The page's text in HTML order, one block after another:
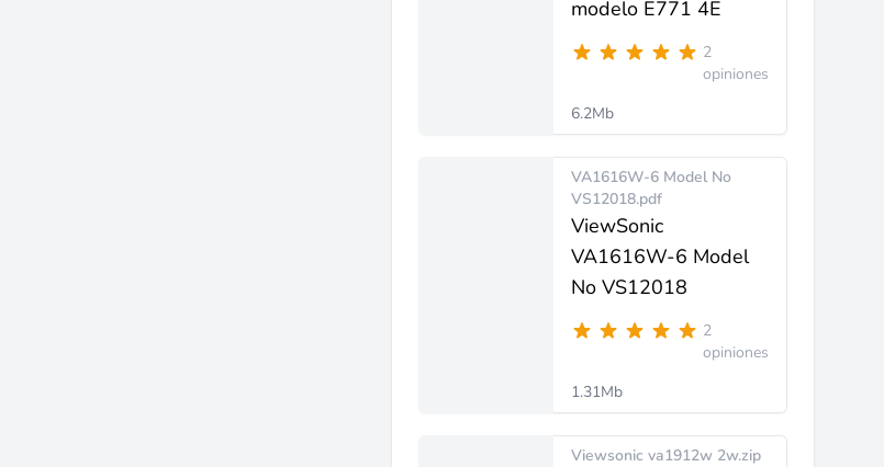
modelo E771 4E
2
opiniones
6.2Mb
VA1616W-6 Model No
VS12018.pdf
ViewSonic
VA1616W-6 Model
No VS12018
2
opiniones
1.31Mb
Viewsonic va1912w 2w.zip